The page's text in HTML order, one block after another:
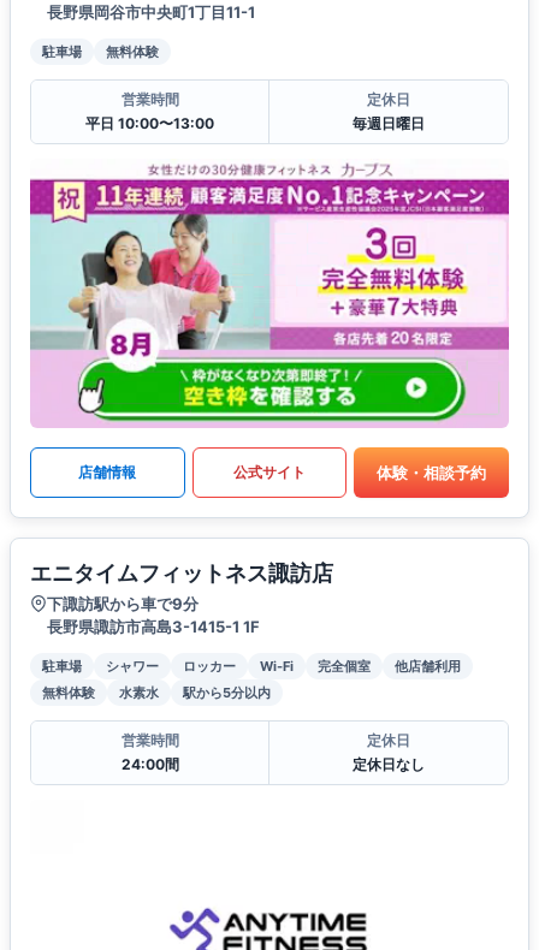
長野県岡谷市中央町1丁目11-1
駐車場 無料体験
営業時間
平日 10:00〜13:00
定休日
毎週日曜日
店舗情報 公式サイト 体験・相談予約
エニタイムフィットネス諏訪店
下諏訪駅から車で9分
長野県諏訪市高島3-1415-1 1F
駐車場 シャワー ロッカー Wi-Fi 完全個室
他店舗利用
無料体験
水素水 駅から5分以内
営業時間
24:00間
定休日
定休日なし